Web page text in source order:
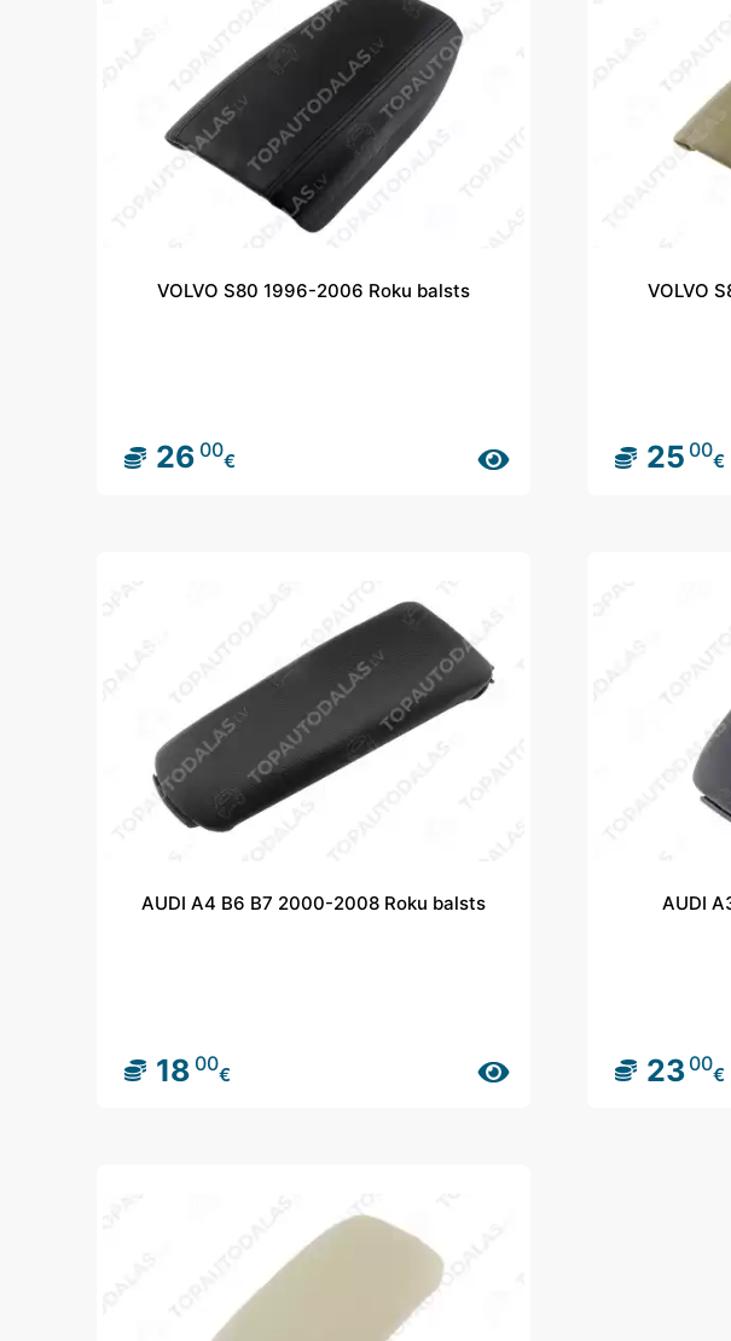
VOLVO S80 1996-2006 Roku balsts
26 00€
VOLVO
25 00€
AUDI A4 B6 B7 2000-2008 Roku balsts
18 00€
AUDI
23 00€